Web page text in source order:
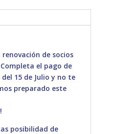
de socios
el pago de
15 de Julio y no te
preparado este
posibilidad de